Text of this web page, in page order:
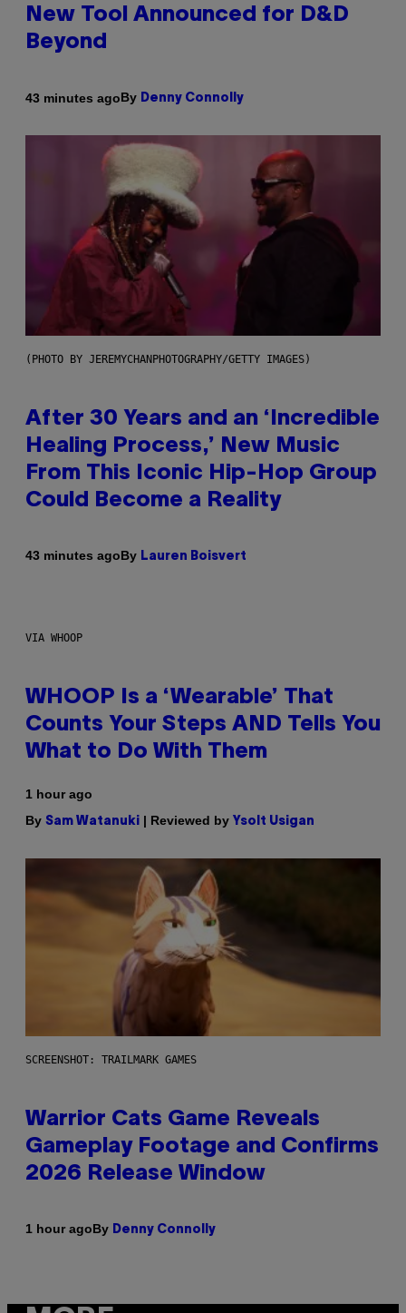
New Tool Announced for D&D
Beyond
43 minutes agoBy Denny Connolly
(PHOTO BY JEREMYCHANPHOTOGRAPHY/GETTY IMAGES)
After 30 Years and an ‘Incredible
Healing Process,’ New Music
From This Iconic Hip-Hop Group
Could Become a Reality
43 minutes agoBy Lauren Boisvert
VIA WHOOP
WHOOP Is a ‘Wearable’ That
Counts Your Steps AND Tells You
What to Do With Them
1 hour ago
By Sam Watanuki | Reviewed by Ysolt Usigan
SCREENSHOT: TRAILMARK GAMES
Warrior Cats Game Reveals
Gameplay Footage and Confirms
2026 Release Window
1 hour agoBy Denny Connolly